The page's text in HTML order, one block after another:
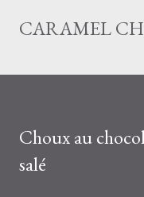
CARAMEL
Choux au
salé